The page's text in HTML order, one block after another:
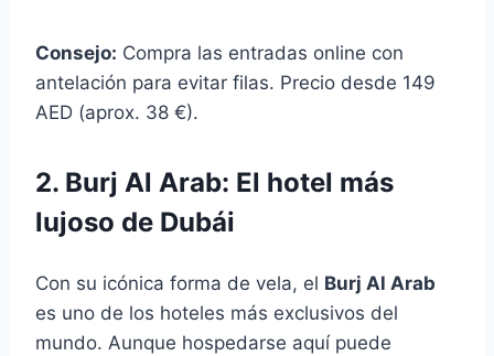
Consejo: Compra las entradas online con
antelación para evitar filas. Precio desde 149
AED (aprox. 38 €).
2. Burj Al Arab: El hotel más
lujoso de Dubái
Con su icónica forma de vela, el Burj Al Arab
es uno de los hoteles más exclusivos del
mundo. Aunque hospedarse aquí puede